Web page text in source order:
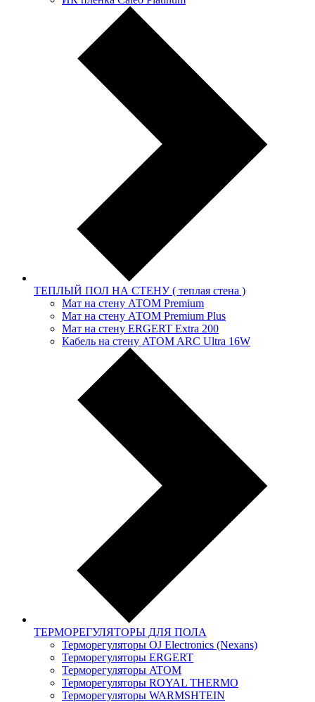
ТЕПЛЫЙ ПОЛ НА СТЕНУ ( теплая стена )
Мат на стену АТОМ Premium
Мат на стену АТОМ Premium Plus
Мат на стену ERGERT Extra 200
Кабель на стену ATOM ARC Ultra 16W
ТЕРМОРЕГУЛЯТОРЫ ДЛЯ ПОЛА
Терморегуляторы OJ Electronics (Nexans)
Терморегуляторы ERGERT
Терморегуляторы ATOM
Терморегуляторы ROYAL THERMO
Терморегуляторы WARMSHTEIN